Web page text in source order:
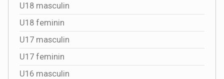
U18 masculin
U18 feminin
U17 masculin
U17 feminin
U16 masculin